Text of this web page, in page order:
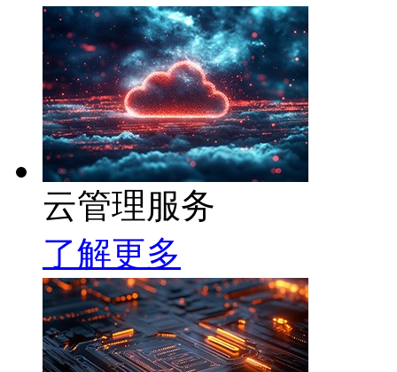
云管理服务
了解更多